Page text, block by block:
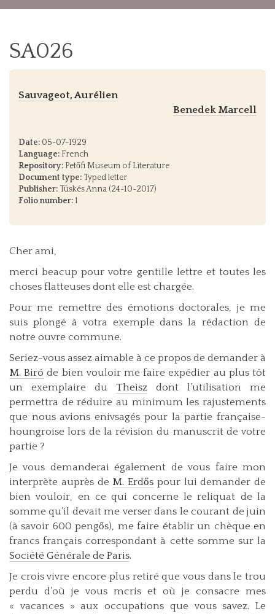
SA026
Sauvageot, Aurélien
Benedek Marcell
Date: 05-07-1929
Language: French
Repository: Petőfi Museum of Literature
Document type: Typed letter
Publisher: Tüskés Anna (24-10-2017)
Folio number:1
Cher ami,
merci beacup pour votre gentille lettre et toutes les
choses flatteuses dont elle est chargée.
Pour me remettre des émotions doctorales, je me
suis plongé à votra exemple dans la rédaction de
notre ouvre commune.
Seriez-vous assez aimable à ce propos de demander à
M. Biró de bien vouloir me faire expédier au plus tôt
un exemplaire du Theisz dont l’utilisation me
permettra de réduire au minimum les rajustements
que nous avions enivsagés pour la partie française-
houngroise lors de la révision du manuscrit de votre
partie ?
Je vous demanderai également de vous faire mon
interprète auprès de M. Erdős pour lui demander de
bien vouloir, en ce qui concerne le reliquat de la
somme qu’il devait me verser dans le courant de juin
(à savoir 600 pengős), me faire établir un chèque en
francs français correspondant à cette somme sur la
Société Générale de Paris.
Je crois vivre encore plus retiré que vous dans le trou
perdu d’où je vous mcris et où je consacre mes
« vacances » aux occupations que vous savez. Le